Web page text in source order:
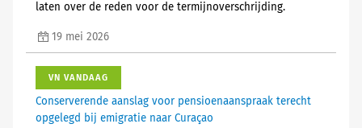
laten over de reden voor de termijnoverschrijding.
19 mei 2026
VN VANDAAG
Conserverende aanslag voor pensioenaanspraak terecht
opgelegd bij emigratie naar Curaçao